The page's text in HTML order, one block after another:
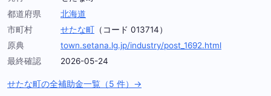
都道府県
北海道
市町村
せたな町 （コード 013714）
原典
town.setana.lg.jp/industry/post_1692.html
最終確認
2026-05-24
せたな町の全補助金一覧（5 件）→